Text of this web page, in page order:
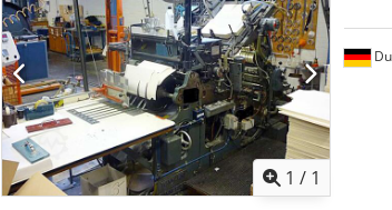
1 / 1